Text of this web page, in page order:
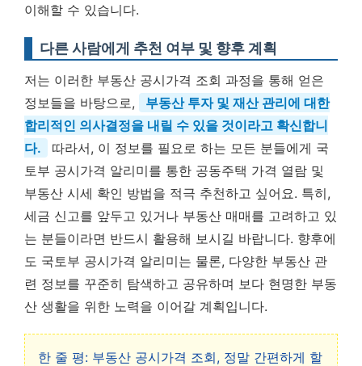
이해할 수 있습니다.
다른 사람에게 추천 여부 및 향후 계획
저는 이러한 부동산 공시가격 조회 과정을 통해 얻은
정보들을 바탕으로,
부동산 투자 및 재산 관리에 대한
합리적인 의사결정을 내릴 수 있을 것이라고 확신합니
다.
따라서, 이 정보를 필요로 하는 모든 분들에게 국
토부 공시가격 알리미를 통한 공동주택 가격 열람 및
부동산 시세 확인 방법을 적극 추천하고 싶어요. 특히,
세금 신고를 앞두고 있거나 부동산 매매를 고려하고 있
는 분들이라면 반드시 활용해 보시길 바랍니다. 향후에
도 국토부 공시가격 알리미는 물론, 다양한 부동산 관
련 정보를 꾸준히 탐색하고 공유하며 보다 현명한 부동
산 생활을 위한 노력을 이어갈 계획입니다.
한 줄 평: 부동산 공시가격 조회, 정말 간편하게 할